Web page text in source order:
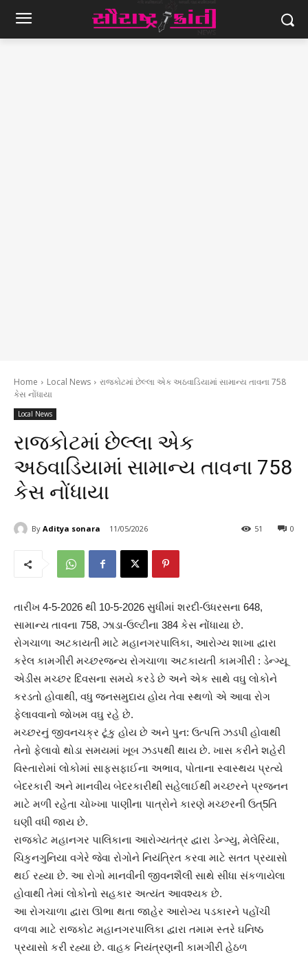
Home Local News
રાજકોટમાં છેલ્લા એક અઠવાડિયામાં સામાન્ય તાવના 758
કેસ નોંધાયા
Local News
રાજકોટમાં છેલ્લા એક
અઠવાડિયામાં સામાન્ય તાવના 758
કેસ નોંધાયા
By Aditya sonara 11/05/2026 0
51
તારીખ 4-5-2026 થી 10-5-2026 સુધીમાં શરદી-ઉધરસના 648,
સામાન્ય તાવના 758, ઝાડા-ઉલ્ટીના 384 કેસ નોંધાયા છે.
રોગચાળા અટકાયતી માટે મહાનગરપાલિકા, આરોગ્ય શાખા દ્વારા
કરેલ કામગીરી મચ્છરજન્ય રોગચાળા અટકાયતી કામગીરી : ડેન્ગ્યૂ
એડીસ મચ્છર દિવસના સમયે કરડે છે અને એક સાથે વઘુ લોકોને
કરડતો હોવાથી, વધુ જનસમુદાય હોય તેવા સ્થળો એ આવા રોગ
ફેલાવવાનો જોખમ વઘુ રહે છે.
મચ્છરનું જીવનચક્ર ટૂંકુ હોય છે અને પુન: ઉત્પત્તિ ઝડપી હોવાથી
તેનો ફેલાવો થોડા સમયમાં ખૂબ ઝડપથી થાય છે. ખાસ કરીને શહેરી
વિસ્તારોમાં લોકોમાં સાફસફાઈના અભાવ, પોતાના સ્વાસ્થય પ્રત્યે
બેદરકારી અને માનવીય બેદરકારીથી સહેલાઈથી મચ્છરને પ્રજનન
માટે મળી રહેતા ચોખ્ખા પાણીના પાત્રોને કારણે મચ્છરની ઉત્5તિ
ઘણી વધી જાય છે.
રાજકોટ મહાનગર પાલિકાના આરોગ્યતંત્ર દ્વારા ડેન્ગ્યુ, મેલેરિયા,
ચિકુનગુનિયા વગેરે જેવા રોગોને નિયંત્રિત કરવા માટે સતત પ્રયાસો
થઈ રહ્યા છે. આ રોગો માનવીની જીવનશૈલી સાથે સીધા સંકળાયેલા
હોવાથી તેમાં લોકોનો સહકાર અત્યંત આવશ્યક છે.
આ રોગચાળા દ્વારા ઊભા થતા જાહેર આરોગ્ય પડકારને પહોંચી
વળવા માટે રાજકોટ મહાનગરપાલિકા દ્વારા તમામ સ્તરે ઘનિષ્ઠ
પ્રયાસો કરી રહ્યા છે. વાહક નિયંત્રણની કામગીરી હેઠળ